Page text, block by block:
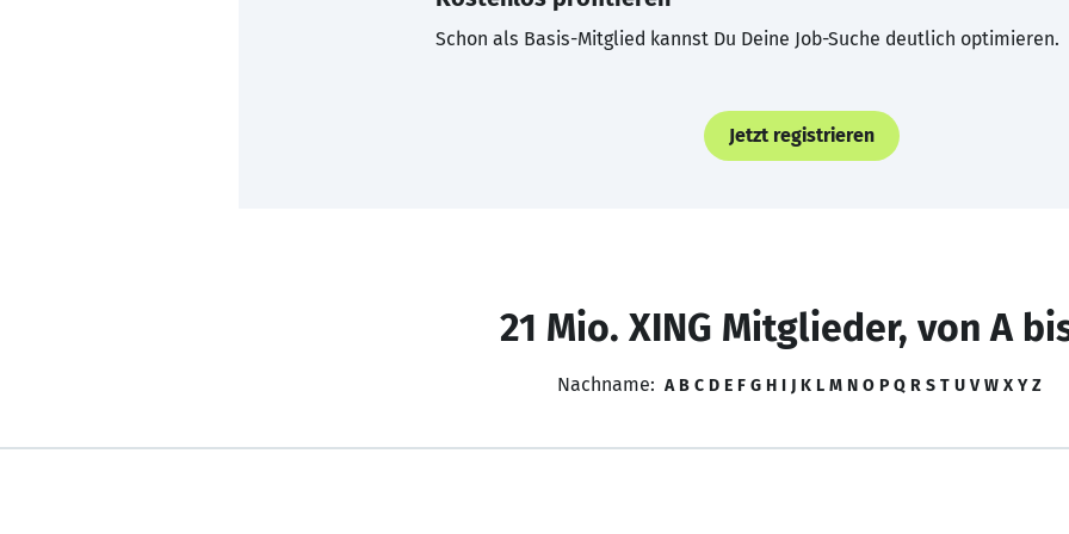
Schon als Basis-Mitglied kannst Du Deine Job-Suche deutlich optimieren.
Jetzt registrieren
21 Mio. XING Mitglieder, von A
Nachname: A B C D E F G H I J K L M N O P Q R S T U V W X Y Z